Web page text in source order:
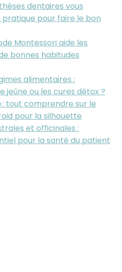
dentaires vous
pratique pour faire le bon
Montessori aide les
bonnes habitudes
alimentaires :
jeûne ou les cures détox ?
tout comprendre sur le
pour la silhouette
et officinales :
pour la santé du patient